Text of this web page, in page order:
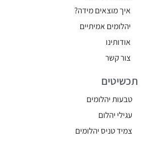
איך מוצאים מידה?
יהלומים אמיתיים
אודותינו
צור קשר
תכשיטים
טבעות יהלומים
עגילי יהלום
צמיד טניס יהלומים